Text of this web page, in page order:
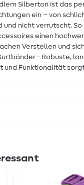
Silberton ist das
ein – von
und nicht verrutscht.
einen
Verstellen und
- Robuste,
und Funktionalität